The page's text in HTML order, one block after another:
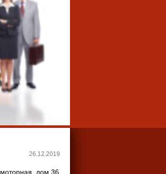
26.12.2019
дом 36